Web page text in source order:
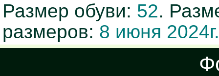
Размер обуви: 52.
размеров: 8 июня 2024г.